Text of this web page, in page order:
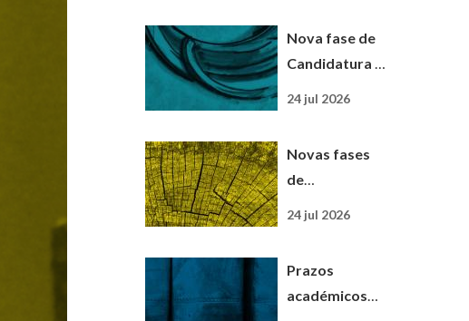
para uma
nova etapa
Nova fase de
Candidatura |
Digital
24 jul 2026
Novas fases
de
24 jul 2026
Prazos
académicos